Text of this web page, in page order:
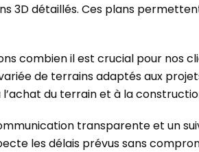
3D détaillés. Ces plans
combien il est crucial pour nos
de terrains adaptés aux
du terrain et à la
transparente et un
les délais prévus sans